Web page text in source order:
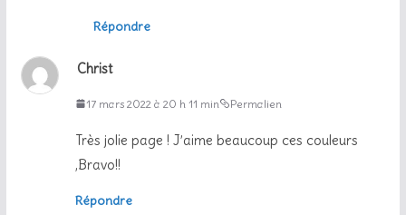
Répondre
Christ
17 mars 2022 à 20 h 11 min Permalien
Très jolie page ! J’aime beaucoup ces couleurs
,Bravo!!
Répondre